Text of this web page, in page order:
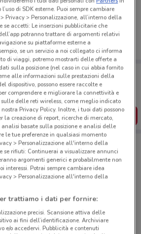
non abbiamo pubblicato
tua zona. Riprova più tardi.
sempre con te!
le migliori offerte dei negozi vicino a te,
la tua lista del risparmio, comodamente
SCARICA L’APP
© MapTiler © OpenStreetMap contributors
di SDK esterne. Puoi sempre cambiare
Privacy > Personalizzazione, all’interno della
se accetti: Le inserzioni pubblicitarie che
potranno trattare di argomenti relativi
su piattaforme esterne a
se un servizio a noi collegato ci informa
di viaggi, potremo mostrarti delle offerte a
sulla posizione (nel caso in cui abbia fornito
alle informazioni sulle prestazioni della
dispositivo, possono essere raccolte e
comprendere e migliorare la connettività e
sulle delle reti wireless, come meglio indicato
Privacy Policy. Inoltre, i tuoi dati possono
la creazione di report, ricerche di mercato,
basate sulla posizione e analisi delle
le tue preferenze in qualsiasi momento
> Personalizzazione all'interno della
se rifiuti: Continuerai a visualizzare annunci
argomenti generici e probabilmente non
interessi. Potrai sempre cambiare idea
> Personalizzazione all'interno della
trattiamo i dati per fornire:
precisi. Scansione attiva delle
ai fini dell’identificazione. Archiviare
e/o accedervi. Pubblicità e contenuti